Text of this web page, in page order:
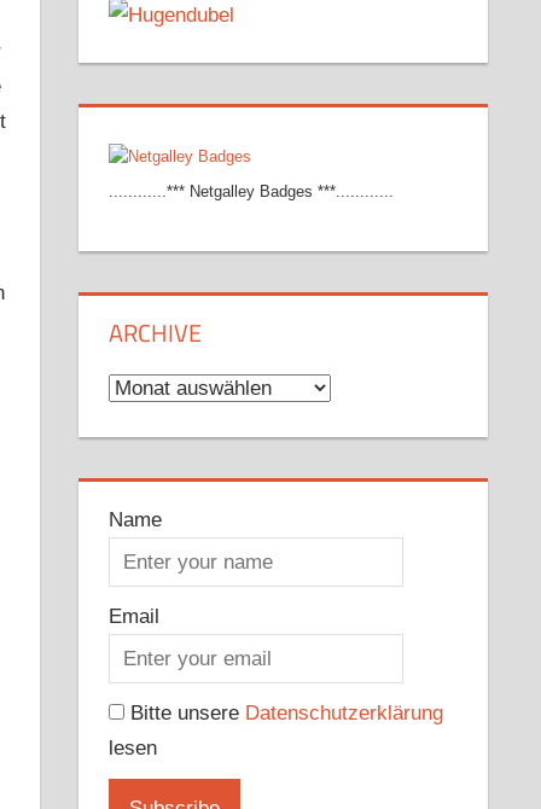
............*** Netgalley Badges ***............
ARCHIVE
Archive
Name
Email
Bitte unsere Datenschutzerklärung
lesen